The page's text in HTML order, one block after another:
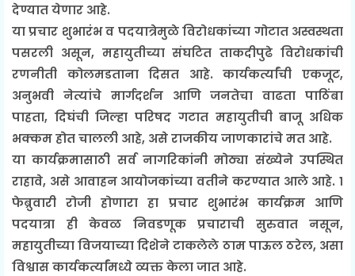
देण्यात येणार आहे.
या प्रचार शुभारंभ व पदयात्रेमुळे विरोधकांच्या गोटात अस्वस्थता
पसरली असून, महायुतीच्या संघटित ताकदीपुढे विरोधकांची
रणनीती कोलमडताना दिसत आहे. कार्यकर्त्यांची एकजूट,
अनुभवी नेत्यांचे मार्गदर्शन आणि जनतेचा वाढता पाठिंबा
पाहता, दिघंची जिल्हा परिषद गटात महायुतीची बाजू अधिक
भक्कम होत चालली आहे, असे राजकीय जाणकारांचे मत आहे.
या कार्यक्रमासाठी सर्व नागरिकांनी मोठ्या संख्येने उपस्थित
राहावे, असे आवाहन आयोजकांच्या वतीने करण्यात आले आहे. १
फेब्रुवारी रोजी होणारा हा प्रचार शुभारंभ कार्यक्रम आणि
पदयात्रा ही केवळ निवडणूक प्रचाराची सुरुवात नसून,
महायुतीच्या विजयाच्या दिशेने टाकलेले ठाम पाऊल ठरेल, असा
विश्वास कार्यकर्त्यांमध्ये व्यक्त केला जात आहे.